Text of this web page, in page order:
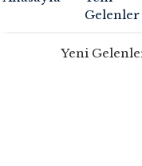
Gelenler
Yeni